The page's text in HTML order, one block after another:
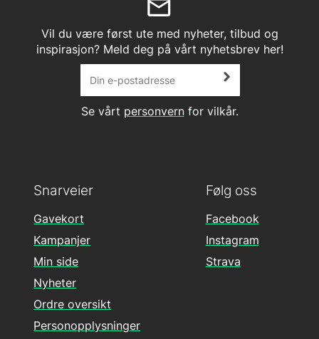
Vil du være først ute med nyheter, tilbud og
inspirasjon? Meld deg på vårt nyhetsbrev her!
Se vårt personvernfor vilkår.
Følg oss
Facebook
Instagram
Strava
Snarveier
Gavekort
Kampanjer
Min side
Nyheter
Ordre oversikt
Personopplysninger